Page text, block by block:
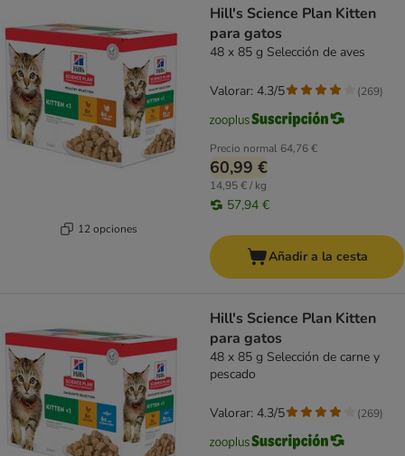
12 opciones
Hill's Science Plan Kitten
para gatos
48 x 85 g Selección de aves
Precio normal 64,76 €
60,99 €
14,95 € / kg
57,94 €
Valorar: 4.3/5 (269)
Añadir a la cesta
Hill's Science Plan Kitten
para gatos
48 x 85 g Selección de carne y
pescado
Valorar: 4.3/5 (269)